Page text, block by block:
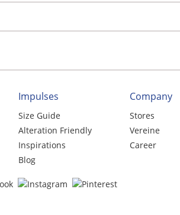
Impulses
Size Guide
Alteration Friendly
Inspirations
Blog
Company
Stores
Vereine
Career